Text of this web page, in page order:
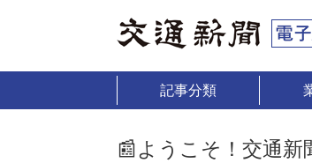
記事分類
📰ようこそ！交通新